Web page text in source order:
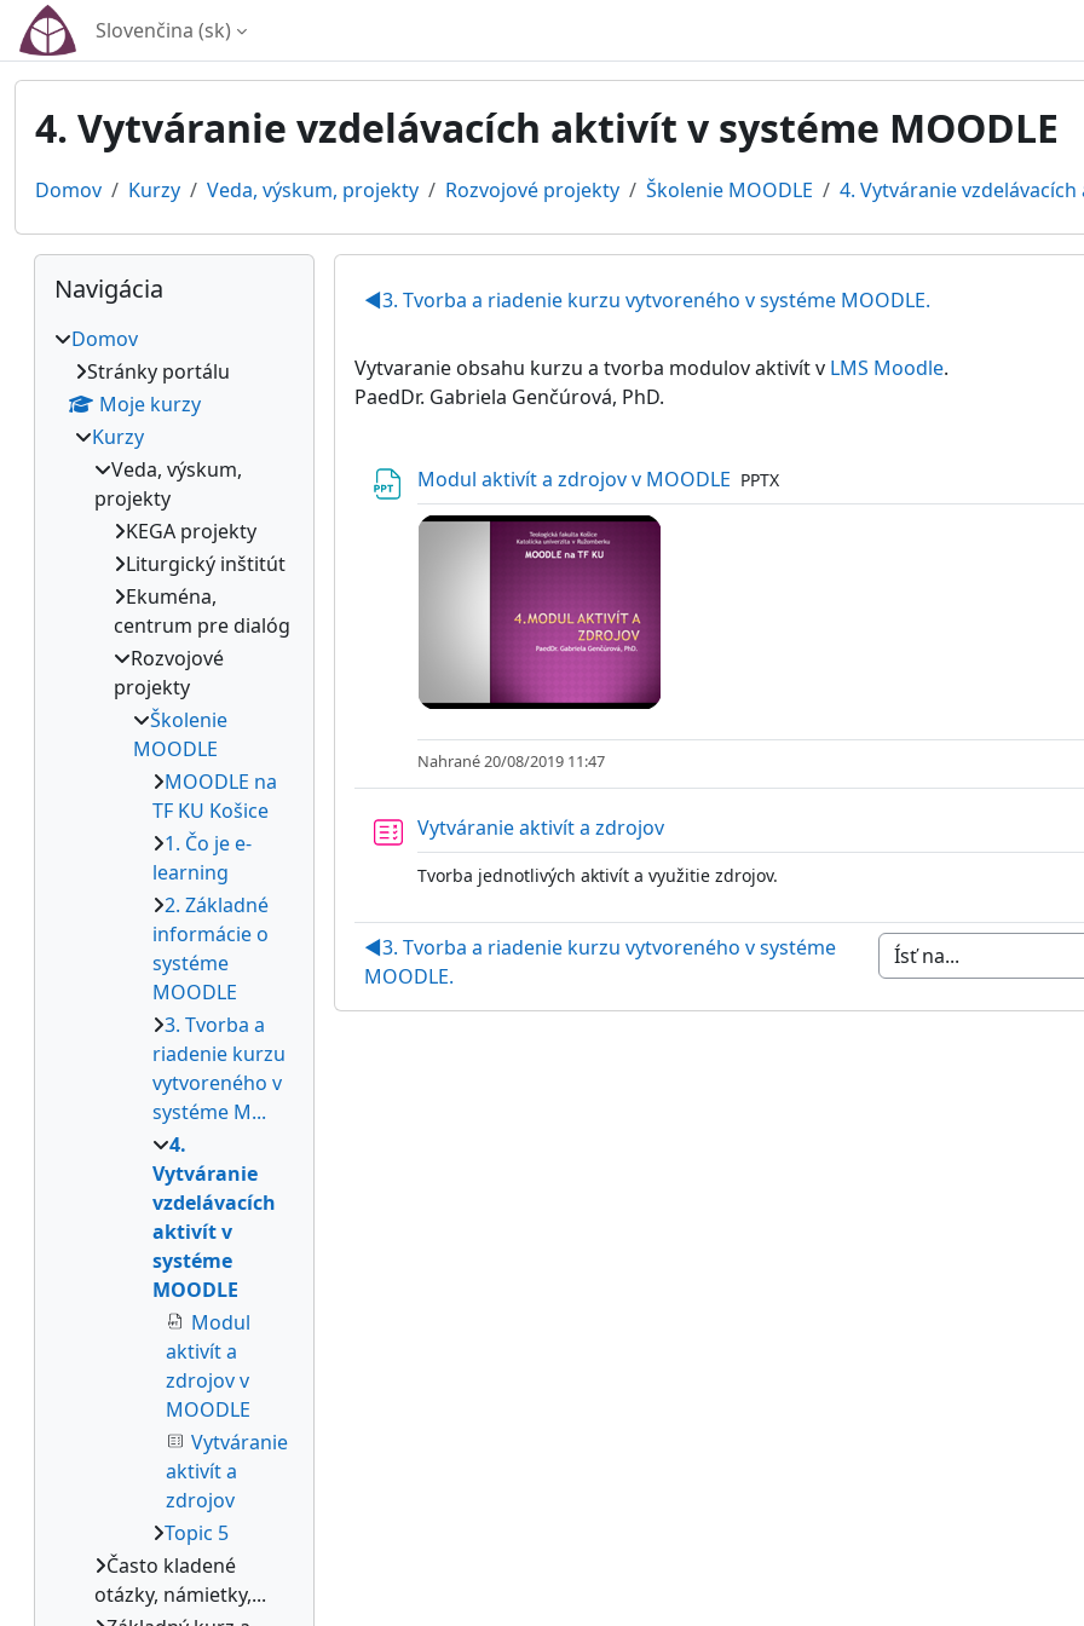
Preskočiť na hlavný obsah
Slovenčina ‎(sk)‎
4. Vytváranie vzdelávacích aktivít v systéme MOODLE
Domov Kurzy Veda, výskum, projekty Rozvojové projekty Školenie MOODLE 4. Vytváranie
Osnova sekcie
◀︎3. Tvorba a riadenie kurzu vytvoreného v systéme MOODLE.
Vytvaranie obsahu kurzu a tvorba modulov aktivít v LMS Moodle.
PaedDr. Gabriela Genčúrová, PhD.
Modul aktivít a zdrojov v MOODLE Súbor
PPTX
Nahrané 20/08/2019 11:47
Vytváranie aktivít a zdrojovTest
Tvorba jednotlivých aktivít a využitie zdrojov.
◀︎3. Tvorba a riadenie kurzu vytvoreného v systéme
MOODLE.
Bloky
Preskočiť Navigácia
Navigácia
Domov
Stránky portálu
Moje kurzy
Kurzy
Veda, výskum,
projekty
KEGA projekty
Liturgický inštitút
Ekuména,
centrum pre dialóg
Rozvojové
projekty
Školenie
MOODLE
MOODLE na
TF KU Košice
1. Čo je e-
learning
2. Základné
informácie o
systéme
MOODLE
3. Tvorba a
riadenie kurzu
vytvoreného v
systéme M...
4.
Vytváranie
vzdelávacích
aktivít v
systéme
MOODLE
Modul
aktivít a
zdrojov v
MOODLE
Vytváranie
aktivít a
zdrojov
Topic 5
Často kladené
otázky, námietky,...